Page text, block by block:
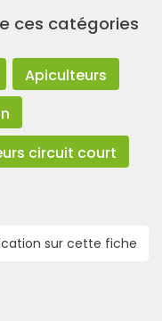
ces catégories
Apiculteurs
circuit court
sur cette fiche